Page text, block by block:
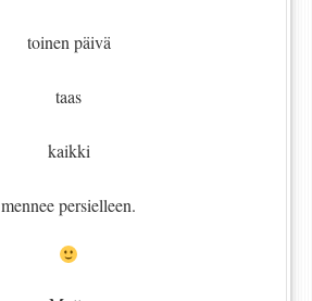
toinen päivä
taas
kaikki
mennee persielleen.